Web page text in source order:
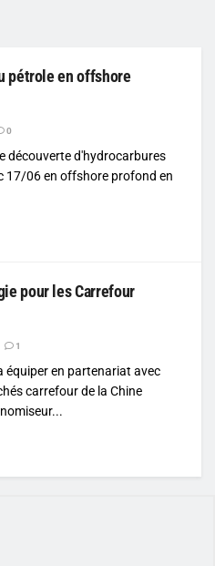
pétrole en offshore
0
découverte d'hydrocarbures
17/06 en offshore profond en
pour les Carrefour
1
équiper en partenariat avec
carrefour de la Chine